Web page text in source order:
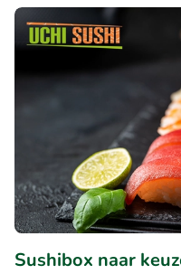
Sushibox naar